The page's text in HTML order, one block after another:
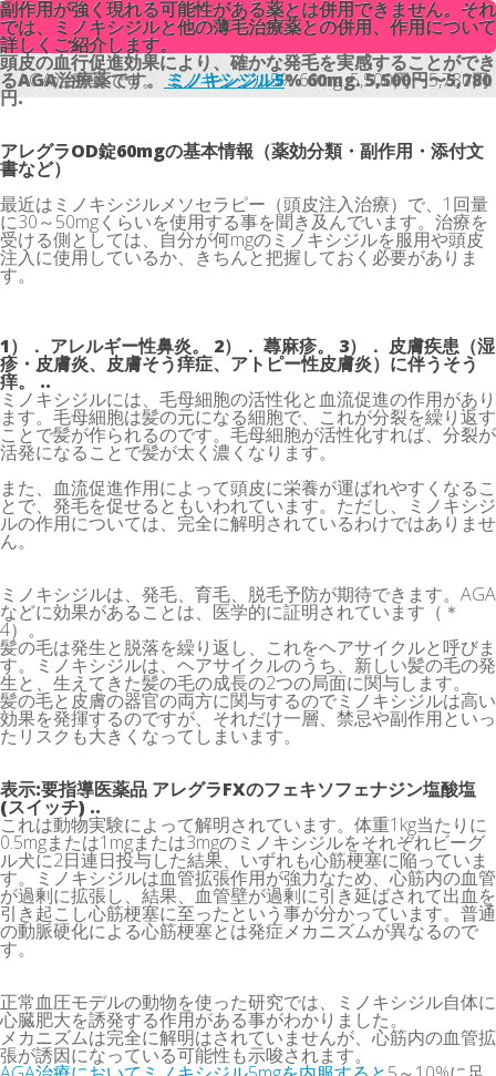
副作用が強く現れる可能性がある薬とは併用できません。それ
では、ミノキシジルと他の薄毛治療薬との併用、作用について
詳しくご紹介します。
頭皮の血行促進効果により、確かな発毛を実感することができ
るAGA治療薬です。 ミノキシジル5% 60mg. 5,500円〜5,780
円.
アレグラOD錠60mgの基本情報（薬効分類・副作用・添付文
書など）
最近はミノキシジルメソセラピー（頭皮注入治療）で、1回量
に30～50mgくらいを使用する事を聞き及んでいます。治療を
受ける側としては、自分が何mgのミノキシジルを服用や頭皮
注入に使用しているか、きちんと把握しておく必要がありま
す。
1）． アレルギー性鼻炎。 2）． 蕁麻疹。 3）． 皮膚疾患（湿
疹・皮膚炎、皮膚そう痒症、アトピー性皮膚炎）に伴うそう
痒。 ..
ミノキシジルには、毛母細胞の活性化と血流促進の作用があり
ます。毛母細胞は髪の元になる細胞で、これが分裂を繰り返す
ことで髪が作られるのです。毛母細胞が活性化すれば、分裂が
活発になることで髪が太く濃くなります。
また、血流促進作用によって頭皮に栄養が運ばれやすくなるこ
とで、発毛を促せるともいわれています。ただし、ミノキシジ
ルの作用については、完全に解明されているわけではありませ
ん。
ミノキシジルは、発毛、育毛、脱毛予防が期待できます。AGA
などに効果があることは、医学的に証明されています（＊
4）。
髪の毛は発生と脱落を繰り返し、これをヘアサイクルと呼びま
す。ミノキシジルは、ヘアサイクルのうち、新しい髪の毛の発
生と、生えてきた髪の毛の成長の2つの局面に関与します。
髪の毛と皮膚の器官の両方に関与するのでミノキシジルは高い
効果を発揮するのですが、それだけ一層、禁忌や副作用といっ
たリスクも大きくなってしまいます。
表示:要指導医薬品 アレグラFXのフェキソフェナジン塩酸塩
(スイッチ) ..
これは動物実験によって解明されています。体重1kg当たりに
0.5mgまたは1mgまたは3mgのミノキシジルをそれぞれビーグ
ル犬に2日連日投与した結果、いずれも心筋梗塞に陥っていま
す。ミノキシジルは血管拡張作用が強力なため、心筋内の血管
が過剰に拡張し、結果、血管壁が過剰に引き延ばされて出血を
引き起こし心筋梗塞に至ったという事が分かっています。普通
の動脈硬化による心筋梗塞とは発症メカニズムが異なるので
す。
正常血圧モデルの動物を使った研究では、ミノキシジル自体に
心臓肥大を誘発する作用がある事がわかりました。
メカニズムは完全に解明はされていませんが、心筋内の血管拡
張が誘因になっている可能性も示唆されます。
副作用が強く現れる可能性がある薬とは併用できません。それ
では、ミノキシジルと他の薄毛治療薬との併用、作用について
詳しくご紹介します。
頭皮の血行促進効果により、確かな発毛を実感することができ
るAGA治療薬です。 ミノキシジル5% 60mg. 5,500円〜5,780円.